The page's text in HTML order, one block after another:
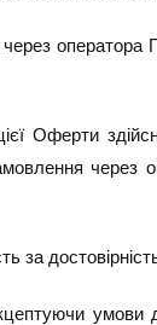
оператора
Оферти
через
за